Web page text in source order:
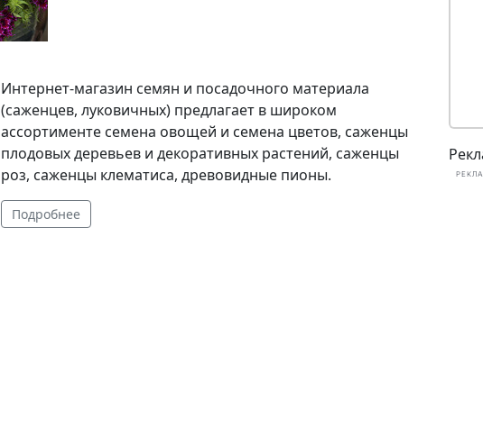
Интернет-магазин семян и посадочного материала
(саженцев, луковичных) предлагает в широком
ассортименте семена овощей и семена цветов, саженцы
плодовых деревьев и декоративных растений, саженцы
роз, саженцы клематиса, древовидные пионы.
Подробнее